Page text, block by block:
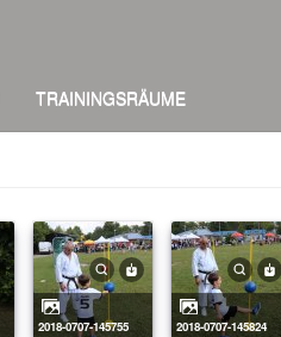
TRAININGSRÄUME
2018-0707-145755 2018-0707-145824